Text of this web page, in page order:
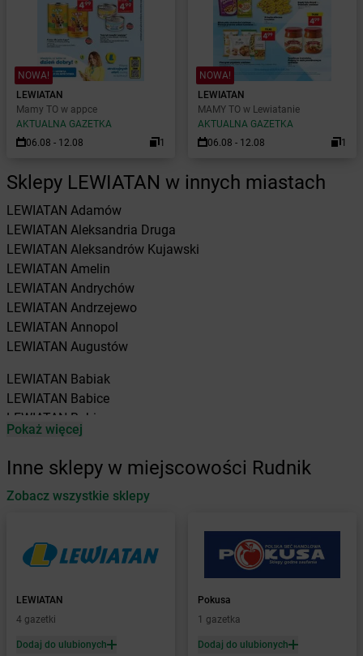
NOWA!
LEWIATAN
Mamy TO w appce
AKTUALNA GAZETKA
06.08 - 12.08
1
NOWA!
LEWIATAN
MAMY TO w Lewiatanie
AKTUALNA GAZETKA
06.08 - 12.08
1
Sklepy LEWIATAN w innych miastach
LEWIATAN Adamów
LEWIATAN Aleksandria Druga
LEWIATAN Aleksandrów Kujawski
LEWIATAN Amelin
LEWIATAN Andrychów
LEWIATAN Andrzejewo
LEWIATAN Annopol
LEWIATAN Augustów
LEWIATAN Babiak
LEWIATAN Babice
LEWIATAN Babin
LEWIATAN Baborów
LEWIATAN Baboszewo
LEWIATAN Baciuty
LEWIATAN Bąkowo
LEWIATAN Banino
LEWIATAN
LEWIATAN
LEWIATAN Barlinek
Pokaż więcej
Inne sklepy w miejscowości Rudnik
Zobacz wszystkie sklepy
LEWIATAN
4 gazetki
Dodaj do ulubionych
Pokusa
1 gazetka
Dodaj do ulubionych